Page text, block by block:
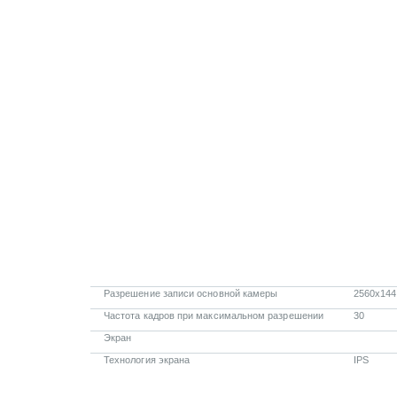
Разрешение записи основной камеры
Частота кадров при максимальном разрешении 30
Экран
Технология экрана IPS